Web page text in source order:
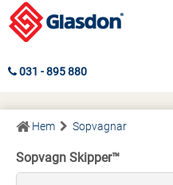
031 - 895 880
Hem Sopvagnar
Sopvagn Skipper™